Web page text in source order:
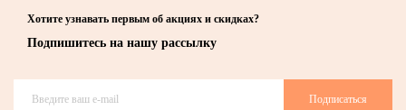
Хотите узнавать первым об акциях и скидках?
Подпишитесь на нашу рассылку
Подписаться